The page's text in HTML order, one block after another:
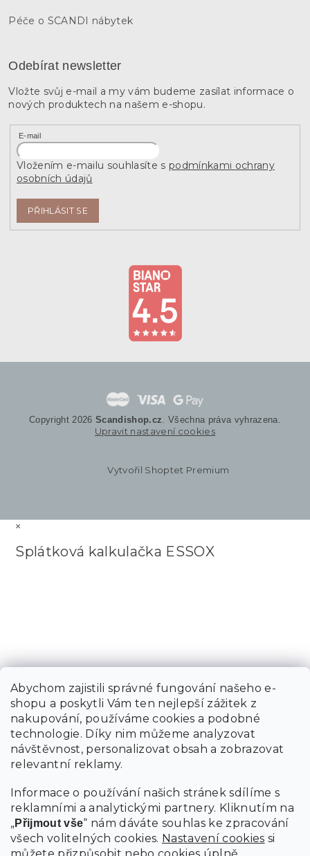
Abychom zajistili správné fungování našeho e-
shopu a poskytli Vám ten nejlepší zážitek z
nakupování, používáme cookies a podobné
technologie. Díky nim můžeme analyzovat
návštěvnost, personalizovat obsah a zobrazovat
relevantní reklamy.
Informace o používání našich stránek sdílíme s
reklamními a analytickými partnery. Kliknutím na
„Přijmout vše“ nám dáváte souhlas ke zpracování
všech volitelných cookies. Nastavení cookies si
Péče o SCANDI nábytek
Odebírat newsletter
Vložte svůj e-mail a my vám budeme zasílat informace o
nových produktech na našem e-shopu.
E-mail
Vložením e-mailu souhlasíte s podmínkami ochrany
osobních údajů
PŘIHLÁSIT SE
Vytvořil Shoptet Premium
Copyright 2026 Scandishop.cz . Všechna práva vyhrazena.
Upravit nastavení cookies
×
Splátková kalkulačka ESSOX